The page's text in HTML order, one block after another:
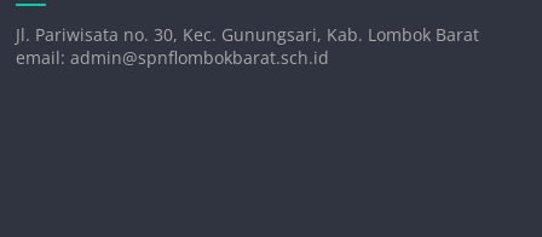
Jl. Pariwisata no. 30, Kec. Gunungsari, Kab. Lombok Barat
email: admin@spnflombokbarat.sch.id